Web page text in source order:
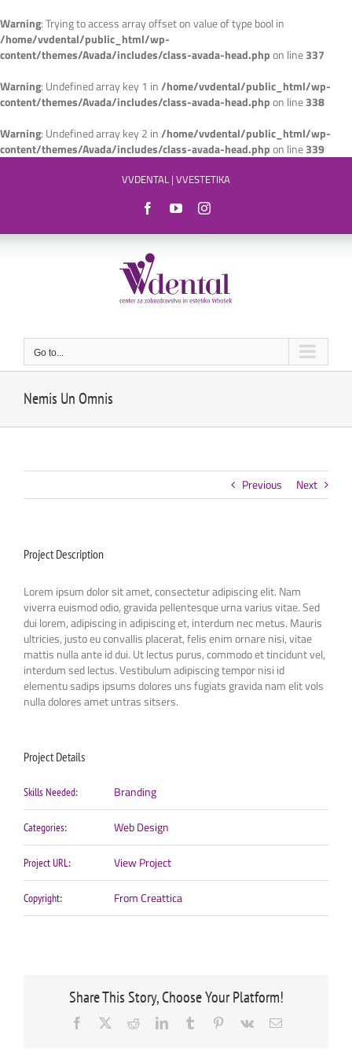
Warning: Trying to access array offset on value of type bool in
/home/vvdental/public_html/wp-
content/themes/Avada/includes/class-avada-head.phpon line337
Warning: Undefined array key 1 in/home/vvdental/public_html/wp-
content/themes/Avada/includes/class-avada-head.phpon line338
Warning: Undefined array key 2 in/home/vvdental/public_html/wp-
content/themes/Avada/includes/class-avada-head.phpon line339
VVDENTAL | VVESTETIKA
FacebookYouTubeInstagram
Go to...
Nemis Un Omnis
Previous Next
Project Description
Lorem ipsum dolor sit amet, consectetur adipiscing elit. Nam
viverra euismod odio, gravida pellentesque urna varius vitae. Sed
dui lorem, adipiscing in adipiscing et, interdum nec metus. Mauris
ultricies, justo eu convallis placerat, felis enim ornare nisi, vitae
mattis nulla ante id dui. Ut lectus purus, commodo et tincidunt vel,
interdum sed lectus. Vestibulum adipiscing tempor nisi id
elementu sadips ipsums dolores uns fugiats gravida nam elit vols
nulla dolores amet untras sitsers.
Project Details
Skills Needed: Branding
Categories: Web Design
Project URL: View Project
Copyright: From Creattica
Share This Story, Choose Your Platform!
Facebook RedditLinkedInTumblr Pinterest
Vk Email